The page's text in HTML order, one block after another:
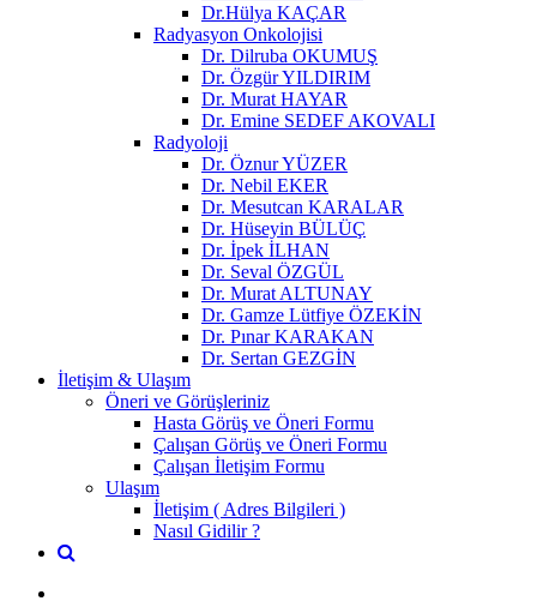
Dr.Hülya KAÇAR
Radyasyon Onkolojisi
Dr. Dilruba OKUMUŞ
Dr. Özgür YILDIRIM
Dr. Murat HAYAR
Dr. Emine SEDEF AKOVALI
Radyoloji
Dr. Öznur YÜZER
Dr. Nebil EKER
Dr. Mesutcan KARALAR
Dr. Hüseyin BÜLÜÇ
Dr. İpek İLHAN
Dr. Seval ÖZGÜL
Dr. Murat ALTUNAY
Dr. Gamze Lütfiye ÖZEKİN
Dr. Pınar KARAKAN
Dr. Sertan GEZGİN
İletişim & Ulaşım
Öneri ve Görüşleriniz
Hasta Görüş ve Öneri Formu
Çalışan Görüş ve Öneri Formu
Çalışan İletişim Formu
Ulaşım
İletişim ( Adres Bilgileri )
Nasıl Gidilir ?